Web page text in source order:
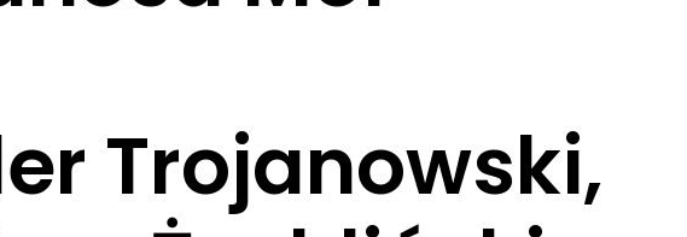
Trojanowski,